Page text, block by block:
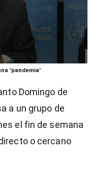
'pandemia'
Domingo de
a un grupo de
el fin de semana
o cercano